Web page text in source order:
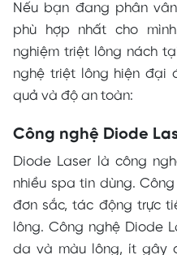
Nếu bạn đang phân
phù hợp nhất cho
nghiệm triệt lông nách
nghệ triệt lông hiện đại
quả và độ an toàn:
Công nghệ Diode
Diode Laser là công
nhiều spa tin dùng.
đơn sắc, tác động trực
lông. Công nghệ Diode
da và màu lông, ít gây